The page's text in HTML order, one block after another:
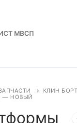
МВСП
КЛИН
— НОВЫЙ